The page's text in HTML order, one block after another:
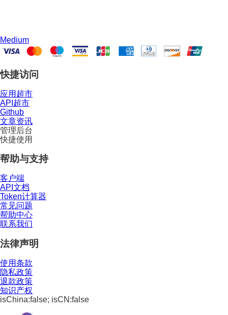
Medium
快捷访问
应用超市
API超市
Github
文章资讯
管理后台
快捷使用
帮助与支持
客户端
API文档
Token计算器
常见问题
帮助中心
联系我们
法律声明
使用条款
隐私政策
退款政策
知识产权
isChina:false; isCN:false